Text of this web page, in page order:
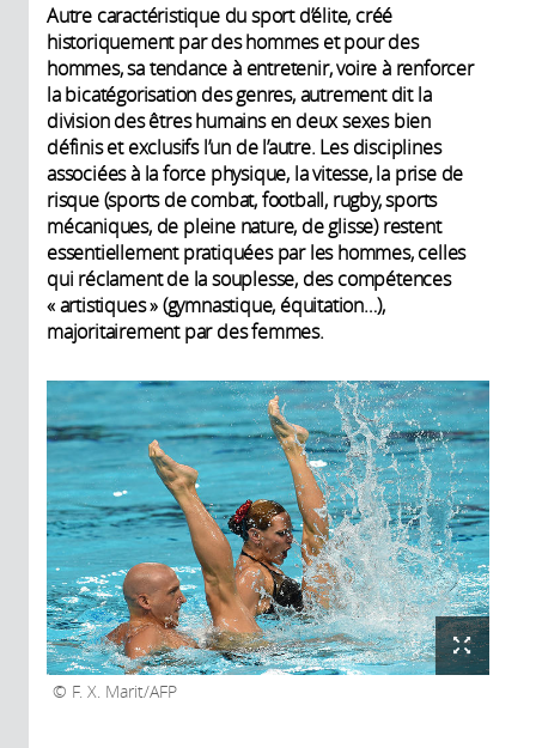
Autre caractéristique du sport d’élite, créé
historiquement par des hommes et pour des
hommes, sa tendance à entretenir, voire à renforcer
la bicatégorisation des genres, autrement dit la
division des êtres humains en deux sexes bien
définis et exclusifs l’un de l’autre. Les disciplines
associées à la force physique, la vitesse, la prise de
risque (sports de combat, football, rugby, sports
mécaniques, de pleine nature, de glisse) restent
essentiellement pratiquées par les hommes, celles
qui réclament de la souplesse, des compétences
« artistiques » (gymnastique, équitation…),
majoritairement par des femmes.
F. X. Marit/AFP